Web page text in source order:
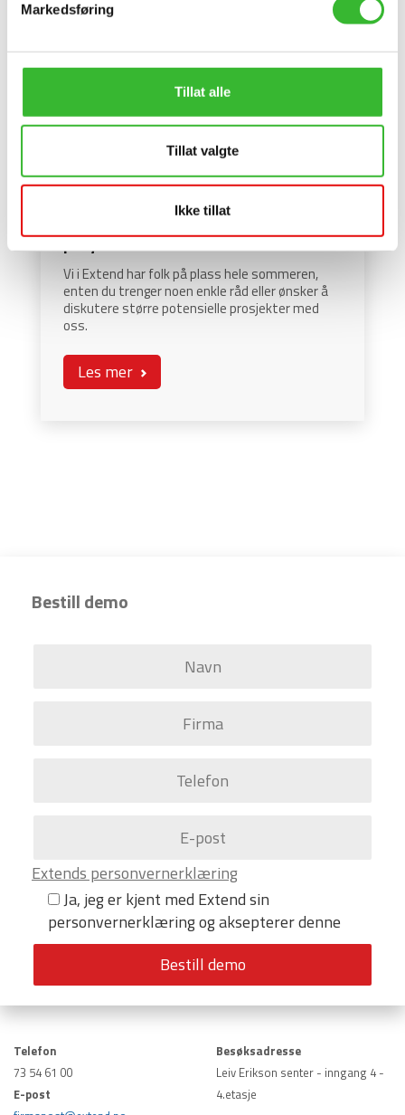
Markedsføring
Tillat alle
Tillat valgte
Ikke tillat
Extend AS er nå både ISO 27001 og ISO 9001
påfyll
Vi i Extend har folk på plass hele sommeren,
enten du trenger noen enkle råd eller ønsker å
diskutere større potensielle prosjekter med
oss.
Les mer
Bestill demo
Extends personvernerklæring
Ja, jeg er kjent med Extend sin
personvernerklæring og aksepterer denne
Telefon
73 54 61 00
E-post
Besøksadresse
Leiv Erikson senter - inngang 4 -
4.etasje